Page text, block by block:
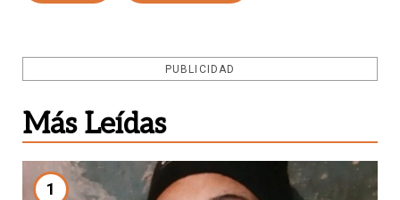
PUBLICIDAD
Más Leídas
1